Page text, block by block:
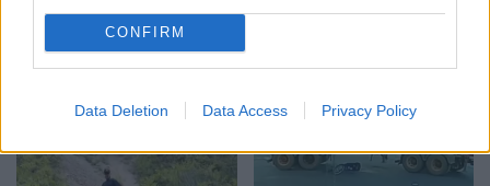
CONFIRM
Data Deletion Data Access Privacy Policy